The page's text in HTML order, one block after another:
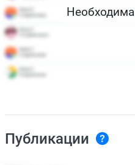
Необходима
Публикации